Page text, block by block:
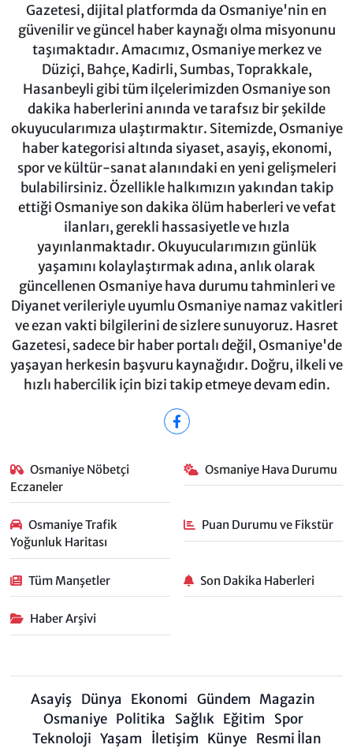
Gazetesi, dijital platformda da Osmaniye'nin en
güvenilir ve güncel haber kaynağı olma misyonunu
taşımaktadır. Amacımız, Osmaniye merkez ve
Düziçi, Bahçe, Kadirli, Sumbas, Toprakkale,
Hasanbeyli gibi tüm ilçelerimizden Osmaniye son
dakika haberlerini anında ve tarafsız bir şekilde
okuyucularımıza ulaştırmaktır. Sitemizde, Osmaniye
haber kategorisi altında siyaset, asayiş, ekonomi,
spor ve kültür-sanat alanındaki en yeni gelişmeleri
bulabilirsiniz. Özellikle halkımızın yakından takip
ettiği Osmaniye son dakika ölüm haberleri ve vefat
ilanları, gerekli hassasiyetle ve hızla
yayınlanmaktadır. Okuyucularımızın günlük
yaşamını kolaylaştırmak adına, anlık olarak
güncellenen Osmaniye hava durumu tahminleri ve
Diyanet verileriyle uyumlu Osmaniye namaz vakitleri
ve ezan vakti bilgilerini de sizlere sunuyoruz. Hasret
Gazetesi, sadece bir haber portalı değil, Osmaniye'de
yaşayan herkesin başvuru kaynağıdır. Doğru, ilkeli ve
hızlı habercilik için bizi takip etmeye devam edin.
Osmaniye Nöbetçi
Eczaneler
Osmaniye Hava Durumu
Osmaniye Trafik
Yoğunluk Haritası
Puan Durumu ve Fikstür
Tüm Manşetler Son Dakika Haberleri
Haber Arşivi
Asayiş Dünya Ekonomi Gündem Magazin
Osmaniye Politika Sağlık Eğitim
Spor
Teknoloji Yaşam İletişim Künye Resmi İlan